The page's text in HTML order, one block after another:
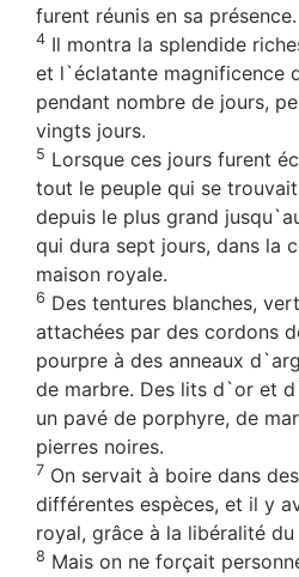
furent réunis en sa présence.
4 Il montra la splendide
et l`éclatante magnificence
pendant nombre de jours,
vingts jours.
5 Lorsque ces jours furent
tout le peuple qui se
depuis le plus grand
qui dura sept jours, dans la
maison royale.
6 Des tentures blanches,
attachées par des cordons
pourpre à des anneaux
de marbre. Des lits d`or et
un pavé de porphyre, de
pierres noires.
7 On servait à boire dans
différentes espèces, et il y
royal, grâce à la libéralité du
8 Mais on ne forçait